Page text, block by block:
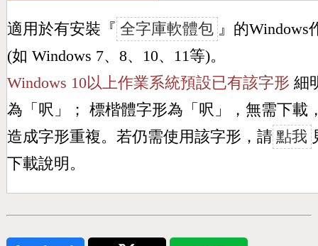
適用於有安裝『 全字庫軟體包 』的Windows
(如 Windows 7、8、10、11等)。
Windows 10以上作業系統預設已有該字形 細
為「 呎 」； 標楷體字形為「 呎 」，無需下載
造成字形重複。若仍需使用該字形，請 點我
下載說明。